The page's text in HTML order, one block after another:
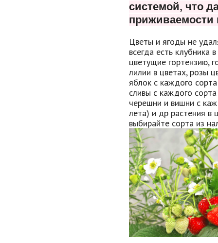
системой, что
приживаемости
Цветы и ягоды не
всегда есть клубника
цветущие гортензию,
лилии в цветах, розы
яблок с каждого
сливы с каждого
черешни и вишни с
лета) и др растения в
выбирайте сорта из